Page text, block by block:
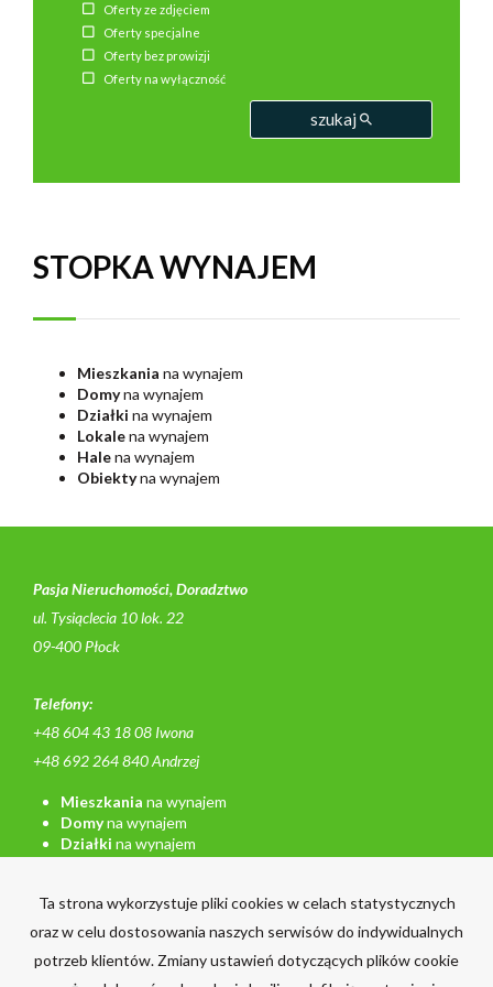
Oferty ze zdjęciem
Oferty specjalne
Oferty bez prowizji
Oferty na wyłączność
szukaj
STOPKA WYNAJEM
Mieszkania na wynajem
Domyna wynajem
Działki na wynajem
Lokalena wynajem
Halena wynajem
Obiektyna wynajem
Pasja Nieruchomości, Doradztwo
ul. Tysiąclecia 10 lok. 22
09-400 Płock
Telefony:
+48 604 43 18 08 Iwona
+48 692 264 840 Andrzej
Mieszkania na wynajem
Domyna wynajem
Działki na wynajem
Obiektyna wynajem
Mieszkaniana sprzedaż
Domyna sprzedaż
Ta strona wykorzystuje pliki cookies w celach statystycznych
oraz w celu dostosowania naszych serwisów do indywidualnych
potrzeb klientów. Zmiany ustawień dotyczących plików cookie